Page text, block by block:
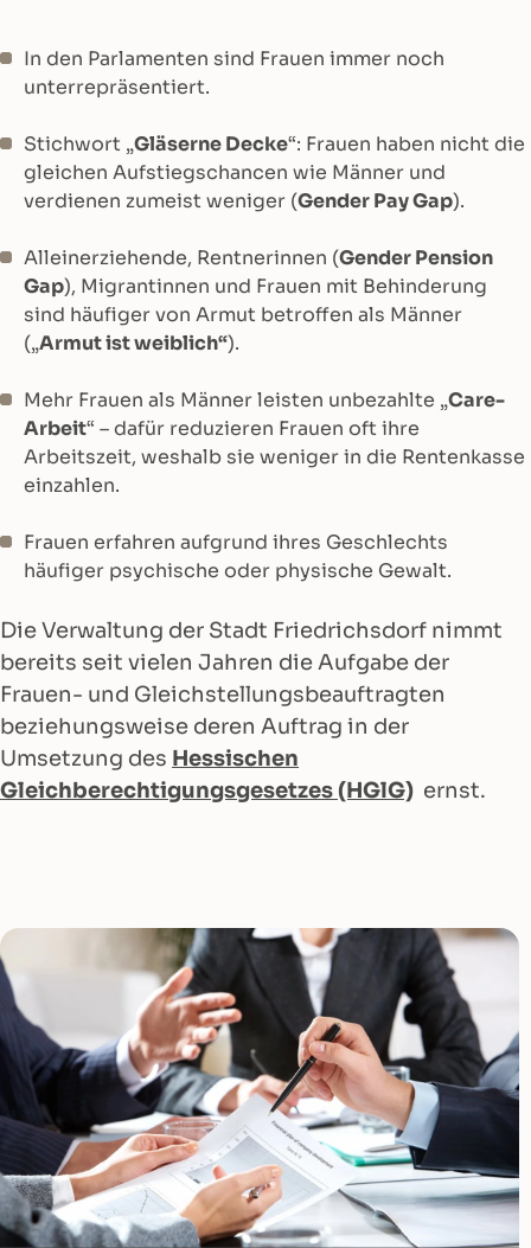
In den Parlamenten sind Frauen immer noch
unterrepräsentiert.
Stichwort „Gläserne Decke“: Frauen haben nicht die
gleichen Aufstiegschancen wie Männer und
verdienen zumeist weniger (Gender Pay Gap).
Alleinerziehende, Rentnerinnen (Gender Pension
Gap), Migrantinnen und Frauen mit Behinderung
sind häufiger von Armut betroffen als Männer
(„Armut ist weiblich“).
Mehr Frauen als Männer leisten unbezahlte „Care-
Arbeit“ – dafür reduzieren Frauen oft ihre
Arbeitszeit, weshalb sie weniger in die Rentenkasse
einzahlen.
Frauen erfahren aufgrund ihres Geschlechts
häufiger psychische oder physische Gewalt.
Die Verwaltung der Stadt Friedrichsdorf nimmt
bereits seit vielen Jahren die Aufgabe der
Frauen- und Gleichstellungsbeauftragten
beziehungsweise deren Auftrag in der
Umsetzung des Hessischen
Gleichberechtigungsgesetzes (HGlG) ernst.